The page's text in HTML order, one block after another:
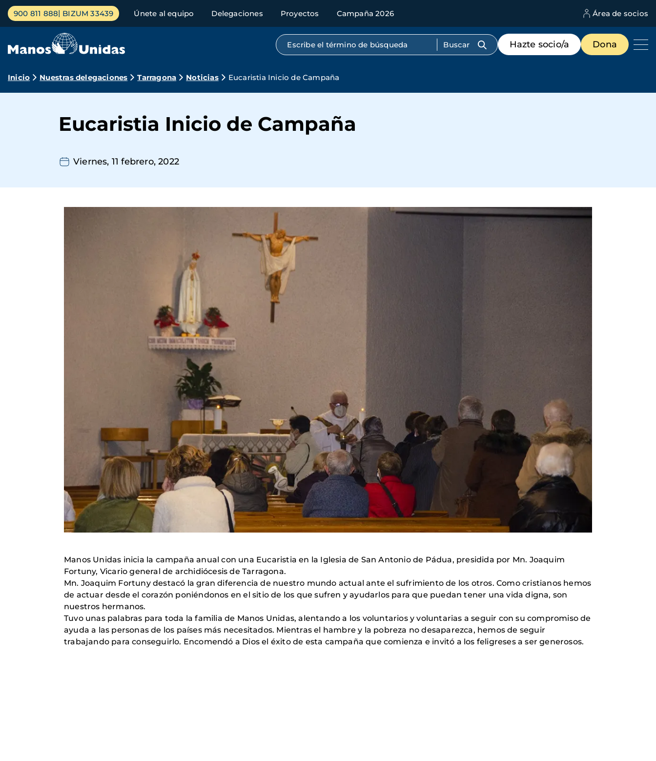
Pasar
contenido
Menú
principal
900 811 888 BIZUM 33439 Únete al equipo Delegaciones Proyectos Campaña 2026 Área de socios
Búsqueda por texto completo
Menú
de
destacados
Hazte socio/a Dona
Ruta
navegación
Inicio Nuestras delegaciones Tarragona Noticias Eucaristia Inicio de Campaña
Eucaristia Inicio de Campaña
Viernes, 11 febrero, 2022
Manos Unidas inicia la campaña anual con una Eucaristia en la Iglesia de San Antonio de Pádua, presidida por Mn. Joaquim
Fortuny, Vicario general de archidiócesis de Tarragona.
Mn. Joaquim Fortuny destacó la gran diferencia de nuestro mundo actual ante el sufrimiento de los otros. Como cristianos hemos
de actuar desde el corazón poniéndonos en el sitio de los que sufren y ayudarlos para que puedan tener una vida digna, son
nuestros hermanos.
Tuvo unas palabras para toda la familia de Manos Unidas, alentando a los voluntarios y voluntarias a seguir con su compromiso de
ayuda a las personas de los países más necesitados. Mientras el hambre y la pobreza no desaparezca, hemos de seguir
trabajando para conseguirlo. Encomendó a Dios el éxito de esta campaña que comienza e invitó a los feligreses a ser generosos.